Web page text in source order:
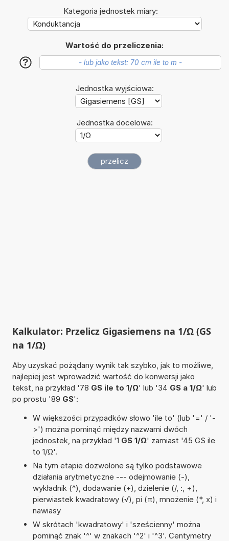
Kategoria jednostek miary:
Wartość do przeliczenia:
?
Jednostka wyjściowa:
Jednostka docelowa:
Kalkulator: Przelicz Gigasiemens na 1/Ω (GS
na 1/Ω)
Aby uzyskać pożądany wynik tak szybko, jak to możliwe,
najlepiej jest wprowadzić wartość do konwersji jako
tekst, na przykład '78 GS ile to 1/Ω' lub '34 GS a 1/Ω' lub
po prostu '89 GS':
W większości przypadków słowo 'ile to' (lub '=' / '-
>') można pominąć między nazwami dwóch
jednostek, na przykład '1 GS 1/Ω' zamiast '45 GS ile
to 1/Ω'.
Na tym etapie dozwolone są tylko podstawowe
działania arytmetyczne --- odejmowanie (-),
wykładnik (^), dodawanie (+), dzielenie (/, :, ÷),
pierwiastek kwadratowy (√), pi (π), mnożenie (*, x) i
nawiasy
W skrótach 'kwadratowy' i 'sześcienny' można
pominąć znak '^' w znakach '^2' i '^3'. Centymetry